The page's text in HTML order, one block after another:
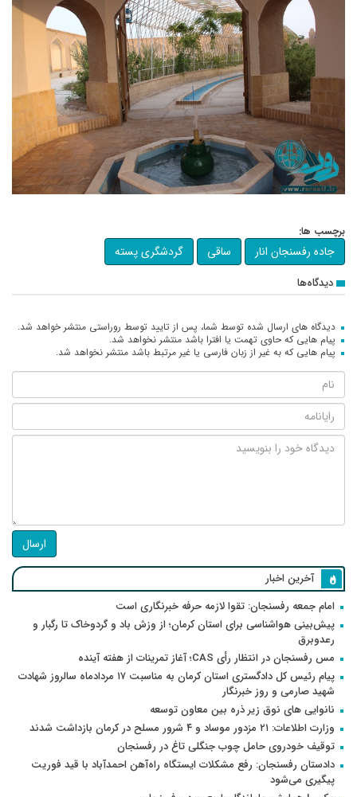
برچسب ها:
جاده رفسنجان انار ساقی گردشگری پسته
دیدگاه‌ها
دیدگاه های ارسال شده توسط شما، پس از تایید توسط روراستی منتشر خواهد شد.
پیام هایی که حاوی تهمت یا افترا باشد منتشر نخواهد شد.
پیام هایی که به غیر از زبان فارسی یا غیر مرتبط باشد منتشر نخواهد شد.
ارسال
آخرین اخبار
امام جمعه رفسنجان: تقوا لازمه حرفه خبرنگاری است
پیش‌بینی هواشناسی برای استان کرمان؛ از وزش باد و گردوخاک تا رگبار و
رعدوبرق
مس رفسنجان در انتظار رأی CAS؛ آغاز تمرینات از هفته آینده
پیام رئیس کل دادگستری استان کرمان به مناسبت ۱۷ مردادماه سالروز شهادت
شهید صارمی و روز خبرنگار
نانوایی های نوق زیر ذره بین معاون توسعه
وزارت اطلاعات: ۲۱ مزدور موساد و ۴ شرور مسلح در کرمان بازداشت شدند
توقیف خودروی حامل چوب جنگلی تاغ در رفسنجان
دادستان رفسنجان: رفع مشکلات ایستگاه راه‌آهن احمدآباد با قید فوریت
پیگیری می‌شود